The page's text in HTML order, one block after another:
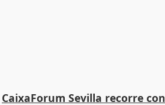
CaixaForum Sevilla recorre